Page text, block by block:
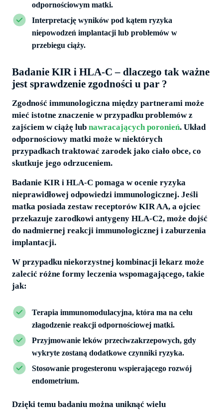
odpornościowym matki.
Interpretację wyników pod kątem ryzyka
niepowodzeń implantacji lub problemów w
przebiegu ciąży.
Badanie KIR i HLA-C – dlaczego tak ważne
jest sprawdzenie zgodności u par ?
Zgodność immunologiczna między partnerami może
mieć istotne znaczenie w przypadku problemów z
zajściem w ciążę lub nawracających poronień. Układ
odpornościowy matki może w niektórych
przypadkach traktować zarodek jako ciało obce, co
skutkuje jego odrzuceniem.
Badanie KIR i HLA-C pomaga w ocenie ryzyka
nieprawidłowej odpowiedzi immunologicznej. Jeśli
matka posiada zestaw receptorów KIR AA, a ojciec
przekazuje zarodkowi antygeny HLA-C2, może dojść
do nadmiernej reakcji immunologicznej i zaburzenia
implantacji.
W przypadku niekorzystnej kombinacji lekarz może
zalecić różne formy leczenia wspomagającego, takie
jak:
Terapia immunomodulacyjna, która ma na celu
złagodzenie reakcji odpornościowej matki.
Przyjmowanie leków przeciwzakrzepowych, gdy
wykryte zostaną dodatkowe czynniki ryzyka.
Stosowanie progesteronu wspierającego rozwój
endometrium.
Dzięki temu badaniu można uniknąć wielu